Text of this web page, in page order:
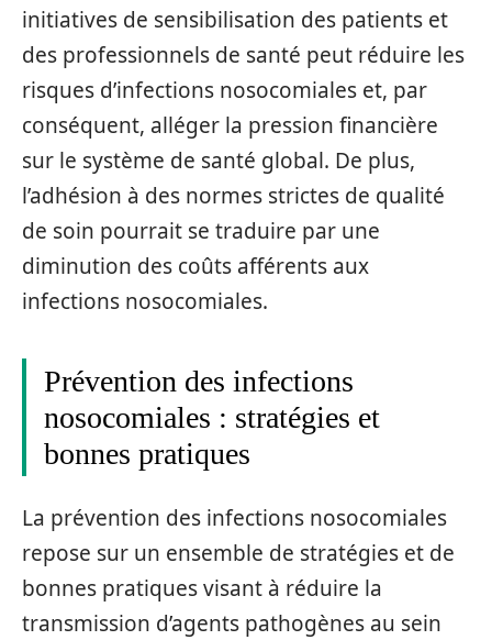
initiatives de sensibilisation des patients et
des professionnels de santé peut réduire les
risques d’infections nosocomiales et, par
conséquent, alléger la pression financière
sur le système de santé global. De plus,
l’adhésion à des normes strictes de qualité
de soin pourrait se traduire par une
diminution des coûts afférents aux
infections nosocomiales.
Prévention des infections
nosocomiales : stratégies et
bonnes pratiques
La prévention des infections nosocomiales
repose sur un ensemble de stratégies et de
bonnes pratiques visant à réduire la
transmission d’agents pathogènes au sein